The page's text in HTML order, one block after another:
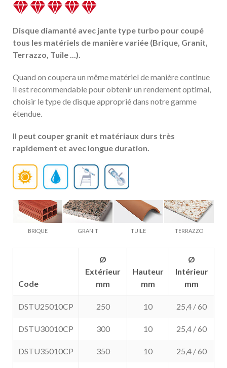
Disque diamanté avec jante type turbo pour coupé
tous les matériels de manière variée (Brique, Granit,
Terrazzo, Tuile ...).
Quand on coupera un même matériel de manière continue
il est recommendable pour obtenir un rendement optimal,
choisir le type de disque approprié dans notre gamme
étendue.
Il peut couper granit et matériaux durs très
rapidement et avec longue duration.
BRIQUE GRANIT TUILE TERRAZZO
Code
Ø
Extérieur
mm
Hauteur
mm
Ø
Intérieur
mm
DSTU25010CP 250 10 25,4 / 60
DSTU30010CP 300 10 25,4 / 60
DSTU35010CP 350 10 25,4 / 60